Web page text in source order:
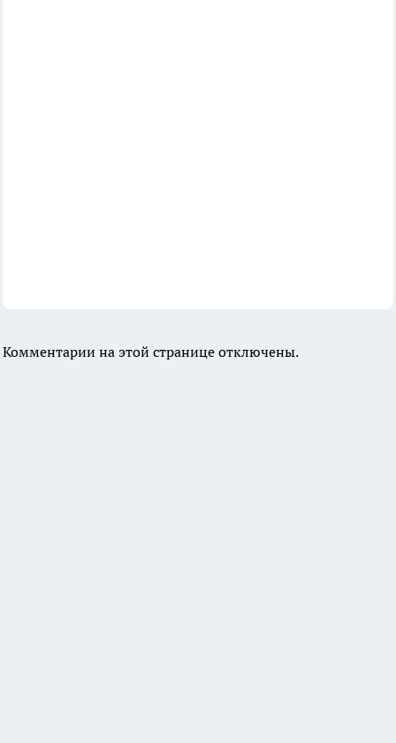
Комментарии на этой странице отключены.